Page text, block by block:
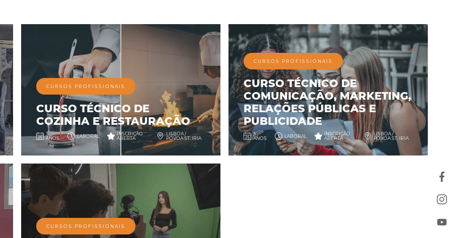
CURSOS PROFISSIONAIS
CURSO TÉCNICO DE
COZINHA E RESTAURAÇÃO
3
ANOS
LABORAL
INSCRIÇÃO
ABERTA
LISBOA /
PÓVOA ST. IRIA
CURSOS PROFISSIONAIS
CURSO TÉCNICO DE
COMUNICAÇÃO, MARKETING,
RELAÇÕES PÚBLICAS E
PUBLICIDADE
3
ANOS
LABORAL
INSCRIÇÃO
ABERTA
LISBOA /
PÓVOA ST. IRIA
CURSOS PROFISSIONAIS